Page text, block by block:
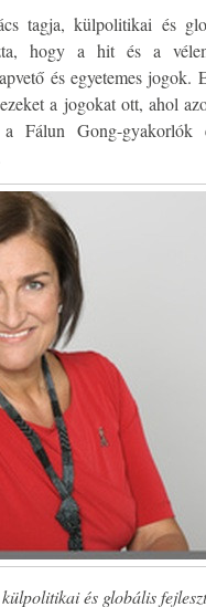
tagja, külpolitikai és
hogy a hit és a
és egyetemes jogok.
a jogokat ott, ahol
Gong-gyakorlók
és globális